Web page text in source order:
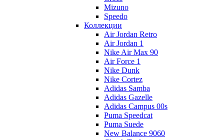
Mizuno
Speedo
Коллекции
Air Jordan Retro
Air Jordan 1
Nike Air Max 90
Air Force 1
Nike Dunk
Nike Cortez
Adidas Samba
Adidas Gazelle
Adidas Campus 00s
Puma Speedcat
Puma Suede
New Balance 9060